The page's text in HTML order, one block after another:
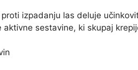
izpadanju las deluje
aktivne sestavine, ki skupaj